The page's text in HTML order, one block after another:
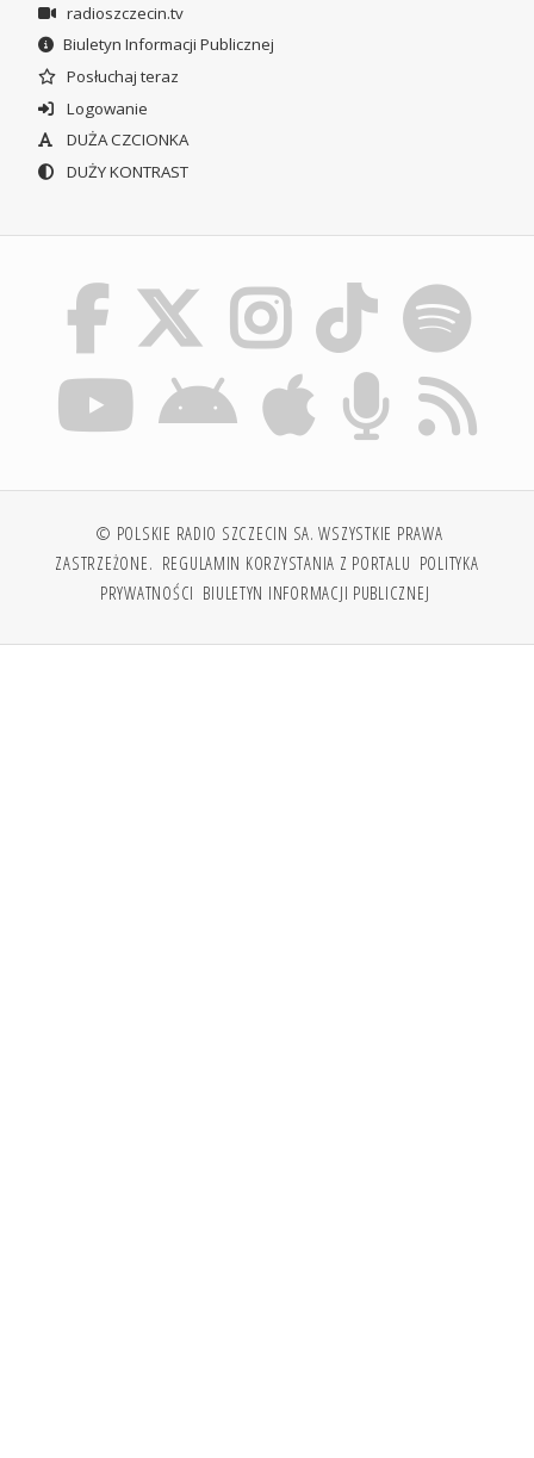
radioszczecin.tv
Biuletyn Informacji Publicznej
Posłuchaj teraz
Logowanie
DUŻA CZCIONKA
DUŻY KONTRAST
© POLSKIE RADIO SZCZECIN SA. WSZYSTKIE PRAWA
ZASTRZEŻONE. REGULAMIN KORZYSTANIA Z PORTALU POLITYKA
PRYWATNOŚCI BIULETYN INFORMACJI PUBLICZNEJ